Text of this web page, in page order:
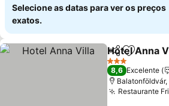
Selecione as datas para ver os preços
exatos.
Partilhar
Hotel Anna
3 Estrelas
8,6 Excelente
Restaurante